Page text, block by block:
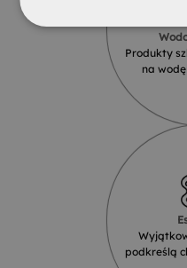
Produkty
na
podkreślą